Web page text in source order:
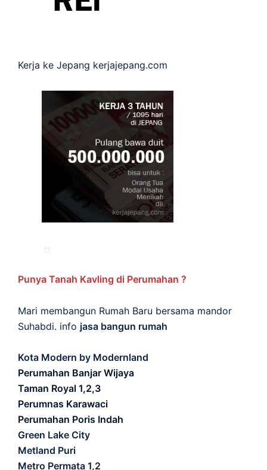
Kerja ke Jepang kerjajepang.com
Punya Tanah Kavling di Perumahan ?
Mari membangun Rumah Baru bersama mandor
Suhabdi. info jasa bangun rumah
Kota Modern by Modernland
Perumahan Banjar Wijaya
Taman Royal 1,2,3
Perumnas Karawaci
Perumahan Poris Indah
Green Lake City
Metland Puri
Metro Permata 1,2